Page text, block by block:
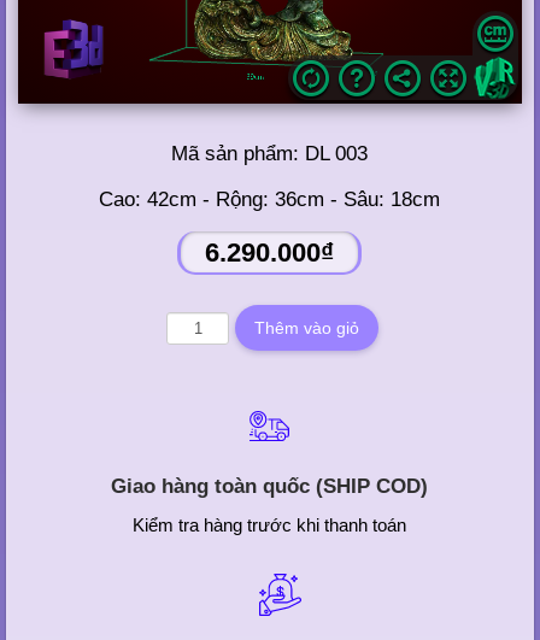
Mã sản phẩm: DL 003
Cao: 42cm - Rộng: 36cm - Sâu: 18cm
6.290.000₫
Giao hàng toàn quốc (SHIP COD)
Kiểm tra hàng trước khi thanh toán